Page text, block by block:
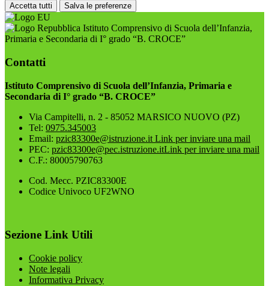
Accetta tutti Salva le preferenze
Istituto Comprensivo di Scuola dell’Infanzia,
Primaria e Secondaria di I° grado “B. CROCE”
Contatti
Istituto Comprensivo di Scuola dell’Infanzia, Primaria e
Secondaria di I° grado “B. CROCE”
Via Campitelli, n. 2 - 85052 MARSICO NUOVO (PZ)
Tel: 0975.345003
Email: pzic83300e@istruzione.it Link per inviare una mail
PEC: pzic83300e@pec.istruzione.itLink per inviare una mail
C.F.: 80005790763
Cod. Mecc. PZIC83300E
Codice Univoco UF2WNO
Sezione Link Utili
Cookie policy
Note legali
Informativa Privacy